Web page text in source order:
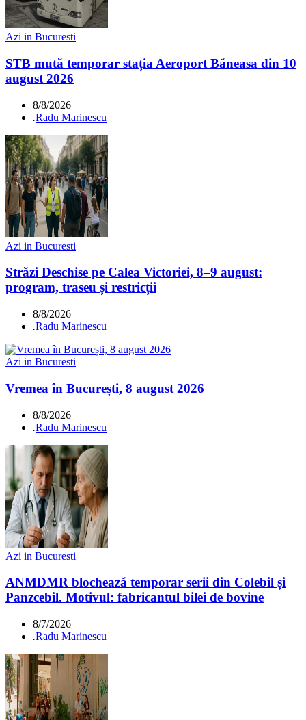
Azi in Bucuresti
STB mută temporar stația Aeroport Băneasa din 10
august 2026
8/8/2026
.Radu Marinescu
Azi in Bucuresti
Străzi Deschise pe Calea Victoriei, 8–9 august:
program, traseu și restricții
8/8/2026
.Radu Marinescu
Azi in Bucuresti
Vremea în București, 8 august 2026
8/8/2026
.Radu Marinescu
Azi in Bucuresti
ANMDMR blochează temporar serii din Colebil și
Panzcebil. Motivul: fabricantul bilei de bovine
8/7/2026
.Radu Marinescu